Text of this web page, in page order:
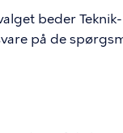
beder
på de